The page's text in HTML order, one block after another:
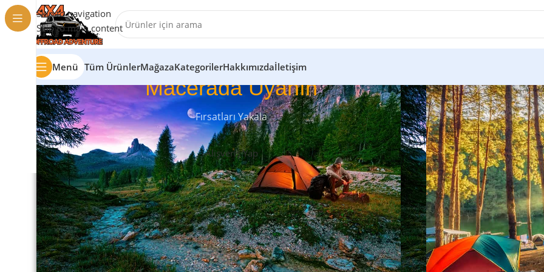
Skip to navigation
Skip to main content
Menü Tüm ÜrünlerMağazaKategorilerHakkımızdaİletişim
Macerada Uyanın
Fırsatları Yakala
Alışveriş Yap